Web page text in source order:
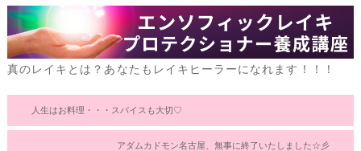
真のレイキとは？あなたもレイキヒーラーになれます！！！
人生はお料理・・・スパイスも大切♡
アダムカドモン名古屋、無事に終了いたしました☆彡